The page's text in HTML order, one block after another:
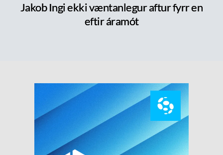
Jakob Ingi ekki væntanlegur aftur fyrr en
eftir áramót